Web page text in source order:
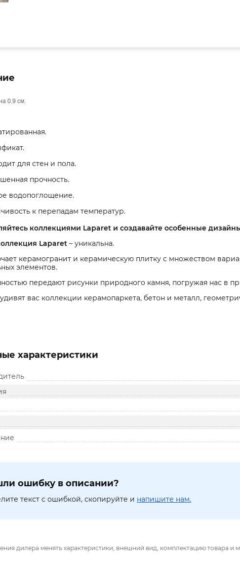
0.9 см.
для стен и пола.
прочность.
водопоглощение.
к перепадам температур.
коллекциями Laparet и создавайте особенные
Laparet – уникальна.
керамогранит и керамическую плитку с множеством
элементов.
передают рисунки природного камня, погружая нас в
вас коллекции керамопаркета, бетон и металл,
характеристики
ошибку в описании?
текст с ошибкой, скопируйте и напишите нам.
дилера менять характеристики, внешний вид, комплектацию товара и